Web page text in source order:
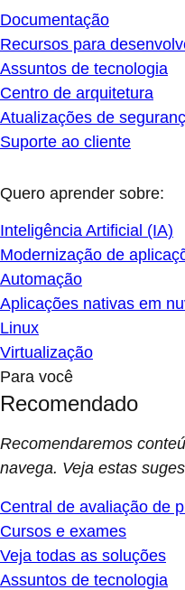
Documentação
Recursos para
Assuntos de tecnologia
Centro de arquitetura
Atualizações de
Suporte ao cliente
Quero aprender sobre:
Inteligência Artificial (IA)
Modernização de
Automação
Aplicações nativas em
Linux
Virtualização
Para você
Recomendado
Recomendaremos
navega. Veja estas
Central de avaliação de
Cursos e exames
Veja todas as soluções
Assuntos de tecnologia